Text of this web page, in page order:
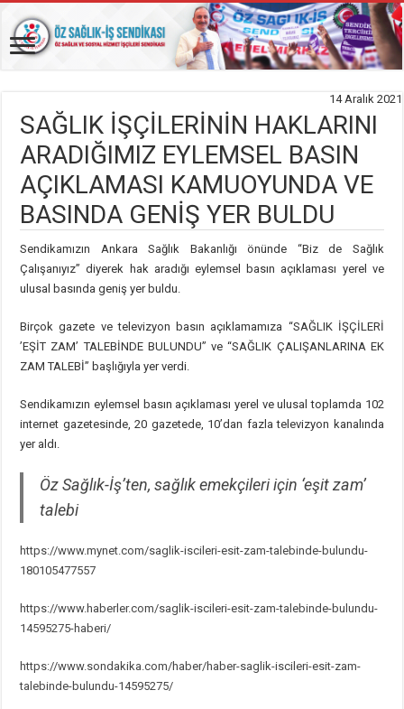
14 Aralık 2021
SAĞLIK İŞÇİLERİNİN HAKLARINI
ARADIĞIMIZ EYLEMSEL BASIN
AÇIKLAMASI KAMUOYUNDA VE
BASINDA GENİŞ YER BULDU
Sendikamızın Ankara Sağlık Bakanlığı önünde “Biz de Sağlık
Çalışanıyız” diyerek hak aradığı eylemsel basın açıklaması yerel ve
ulusal basında geniş yer buldu.
Birçok gazete ve televizyon basın açıklamamıza “SAĞLIK İŞÇİLERİ
’EŞİT ZAM’ TALEBİNDE BULUNDU” ve “SAĞLIK ÇALIŞANLARINA EK
ZAM TALEBİ” başlığıyla yer verdi.
Sendikamızın eylemsel basın açıklaması yerel ve ulusal toplamda 102
internet gazetesinde, 20 gazetede, 10’dan fazla televizyon kanalında
yer aldı.
Öz Sağlık-İş’ten, sağlık emekçileri için ‘eşit zam’
talebi
https://www.mynet.com/saglik-iscileri-esit-zam-talebinde-bulundu-
180105477557
https://www.haberler.com/saglik-iscileri-esit-zam-talebinde-bulundu-
14595275-haberi/
https://www.sondakika.com/haber/haber-saglik-iscileri-esit-zam-
talebinde-bulundu-14595275/